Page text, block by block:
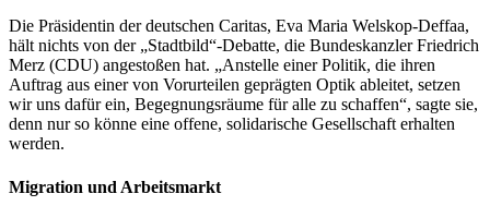
Die Präsidentin der deutschen Caritas, Eva Maria Welskop-Deffaa,
hält nichts von der „Stadtbild“-Debatte, die Bundeskanzler Friedrich
Merz (CDU) angestoßen hat. „Anstelle einer Politik, die ihren
Auftrag aus einer von Vorurteilen geprägten Optik ableitet, setzen
wir uns dafür ein, Begegnungsräume für alle zu schaffen“, sagte sie,
denn nur so könne eine offene, solidarische Gesellschaft erhalten
werden.
Migration und Arbeitsmarkt